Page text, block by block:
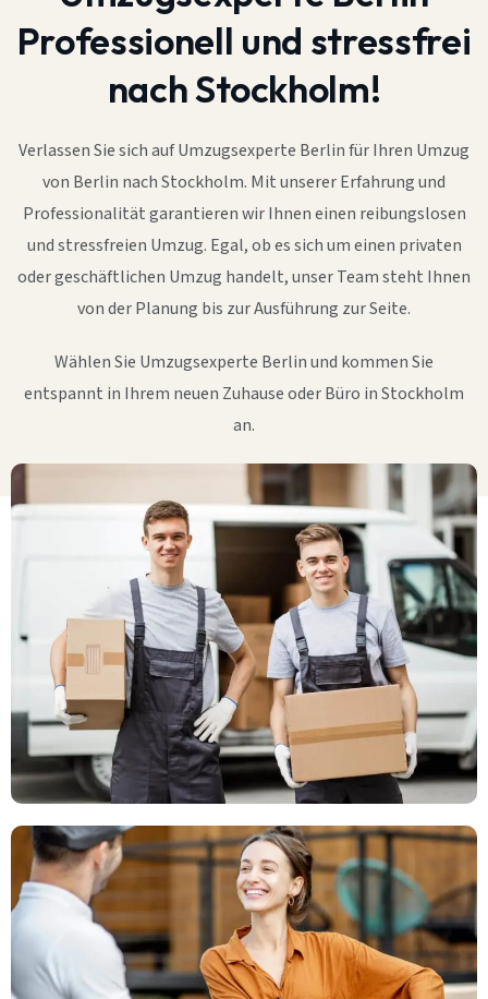
Professionell und stressfrei
nach Stockholm!
Verlassen Sie sich auf Umzugsexperte Berlin für Ihren Umzug
von Berlin nach Stockholm. Mit unserer Erfahrung und
Professionalität garantieren wir Ihnen einen reibungslosen
und stressfreien Umzug. Egal, ob es sich um einen privaten
oder geschäftlichen Umzug handelt, unser Team steht Ihnen
von der Planung bis zur Ausführung zur Seite.
Wählen Sie Umzugsexperte Berlin und kommen Sie
entspannt in Ihrem neuen Zuhause oder Büro in Stockholm
an.